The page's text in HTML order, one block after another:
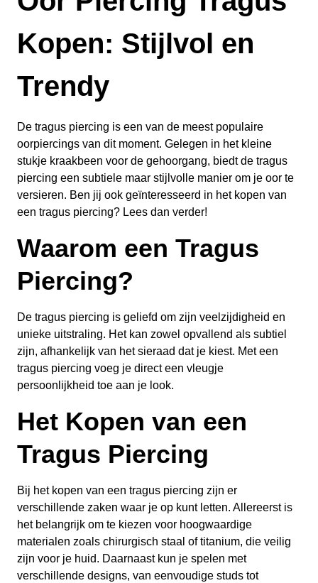
Kopen: Stijlvol en
Trendy
De tragus piercing is een van de meest populaire
oorpiercings van dit moment. Gelegen in het kleine
stukje kraakbeen voor de gehoorgang, biedt de tragus
piercing een subtiele maar stijlvolle manier om je oor te
versieren. Ben jij ook geïnteresseerd in het kopen van
een tragus piercing? Lees dan verder!
Waarom een Tragus
Piercing?
De tragus piercing is geliefd om zijn veelzijdigheid en
unieke uitstraling. Het kan zowel opvallend als subtiel
zijn, afhankelijk van het sieraad dat je kiest. Met een
tragus piercing voeg je direct een vleugje
persoonlijkheid toe aan je look.
Het Kopen van een
Tragus Piercing
Bij het kopen van een tragus piercing zijn er
verschillende zaken waar je op kunt letten. Allereerst is
het belangrijk om te kiezen voor hoogwaardige
materialen zoals chirurgisch staal of titanium, die veilig
zijn voor je huid. Daarnaast kun je spelen met
verschillende designs, van eenvoudige studs tot